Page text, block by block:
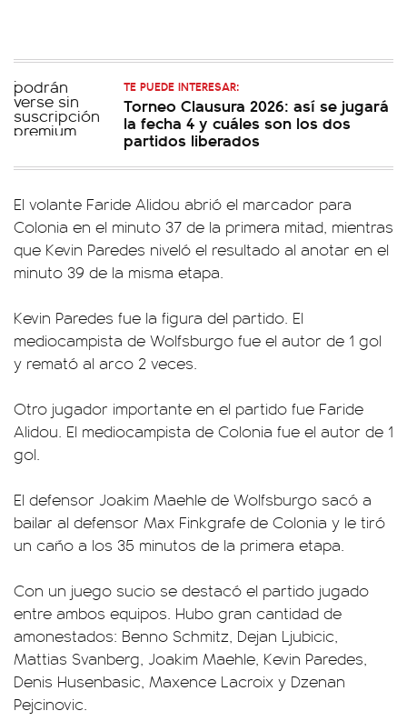
TE PUEDE INTERESAR:
Torneo Clausura 2026: así se jugará
la fecha 4 y cuáles son los dos
partidos liberados
El volante Faride Alidou abrió el marcador para
Colonia en el minuto 37 de la primera mitad, mientras
que Kevin Paredes niveló el resultado al anotar en el
minuto 39 de la misma etapa.
Kevin Paredes fue la figura del partido. El
mediocampista de Wolfsburgo fue el autor de 1 gol
y remató al arco 2 veces.
Otro jugador importante en el partido fue Faride
Alidou. El mediocampista de Colonia fue el autor de 1
gol.
El defensor Joakim Maehle de Wolfsburgo sacó a
bailar al defensor Max Finkgrafe de Colonia y le tiró
un caño a los 35 minutos de la primera etapa.
Con un juego sucio se destacó el partido jugado
entre ambos equipos. Hubo gran cantidad de
amonestados: Benno Schmitz, Dejan Ljubicic,
Mattias Svanberg, Joakim Maehle, Kevin Paredes,
Denis Husenbasic, Maxence Lacroix y Dzenan
Pejcinovic.